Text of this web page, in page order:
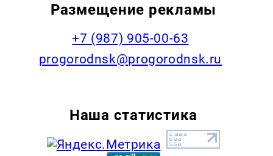
Размещение рекламы
+7 (987) 905-00-63
progorodnsk@progorodnsk.ru
Наша статистика